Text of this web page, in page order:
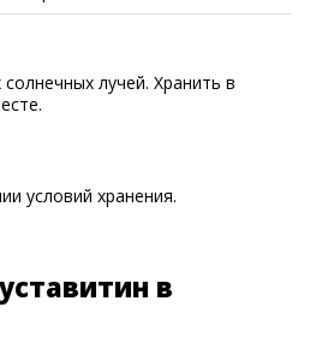
лучей. Хранить в
условий хранения.
в